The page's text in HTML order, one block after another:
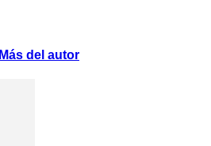
Más del autor